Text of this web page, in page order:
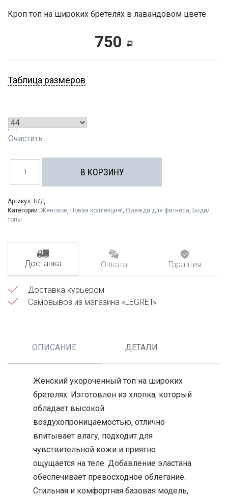
Кроп топ на широких бретелях в лавандовом цвете
750 Р
Таблица размеров
Очистить
товара
топ
широких
бретелях
лавандовом
В КОРЗИНУ
Артикул: Н/Д
Категории: Женское, Новая коллекция!, Одежда для фитнеса, Боди/
топы
Доставка Оплата Гарантия
Доставка курьером
Самовывоз из магазина «LEGRET»
ОПИСАНИЕ ДЕТАЛИ
Женский укороченный топ на широких
бретелях. Изготовлен из хлопка, который
обладает высокой
воздухопроницаемостью, отлично
впитывает влагу, подходит для
чувствительной кожи и приятно
ощущается на теле. Добавление эластана
обеспечивает превосходное облегание.
Стильная и комфортная базовая модель,